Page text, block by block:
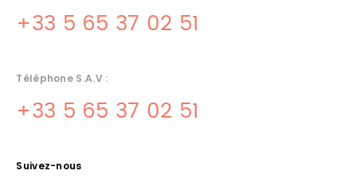
+33 5 65 37 02 51
Téléphone S.A.V :
+33 5 65 37 02 51
Suivez-nous